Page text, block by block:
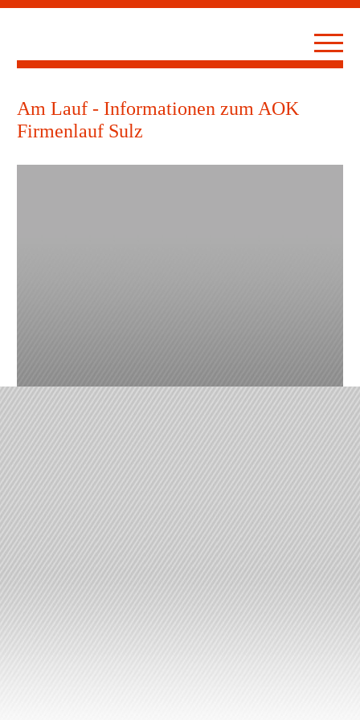
Am Lauf - Informationen zum AOK
Firmenlauf Sulz